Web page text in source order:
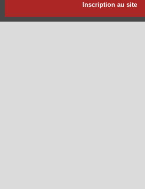
Inscription au site